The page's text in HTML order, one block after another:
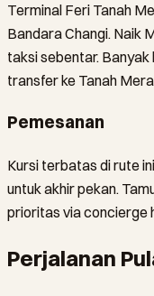
Terminal Feri Tanah
Bandara Changi. Naik
taksi sebentar.
transfer ke Tanah
Pemesanan
Kursi terbatas di rute
untuk akhir pekan.
prioritas via concierge
Perjalanan